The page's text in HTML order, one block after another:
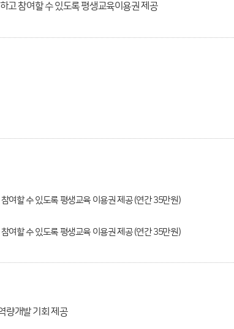
고 참여할 수 있도록 평생교육이용권 제공
여할 수 있도록 평생교육 이용권 제공 (연간 35만원)
여할 수 있도록 평생교육 이용권 제공 (연간 35만원)
량개발 기회 제공